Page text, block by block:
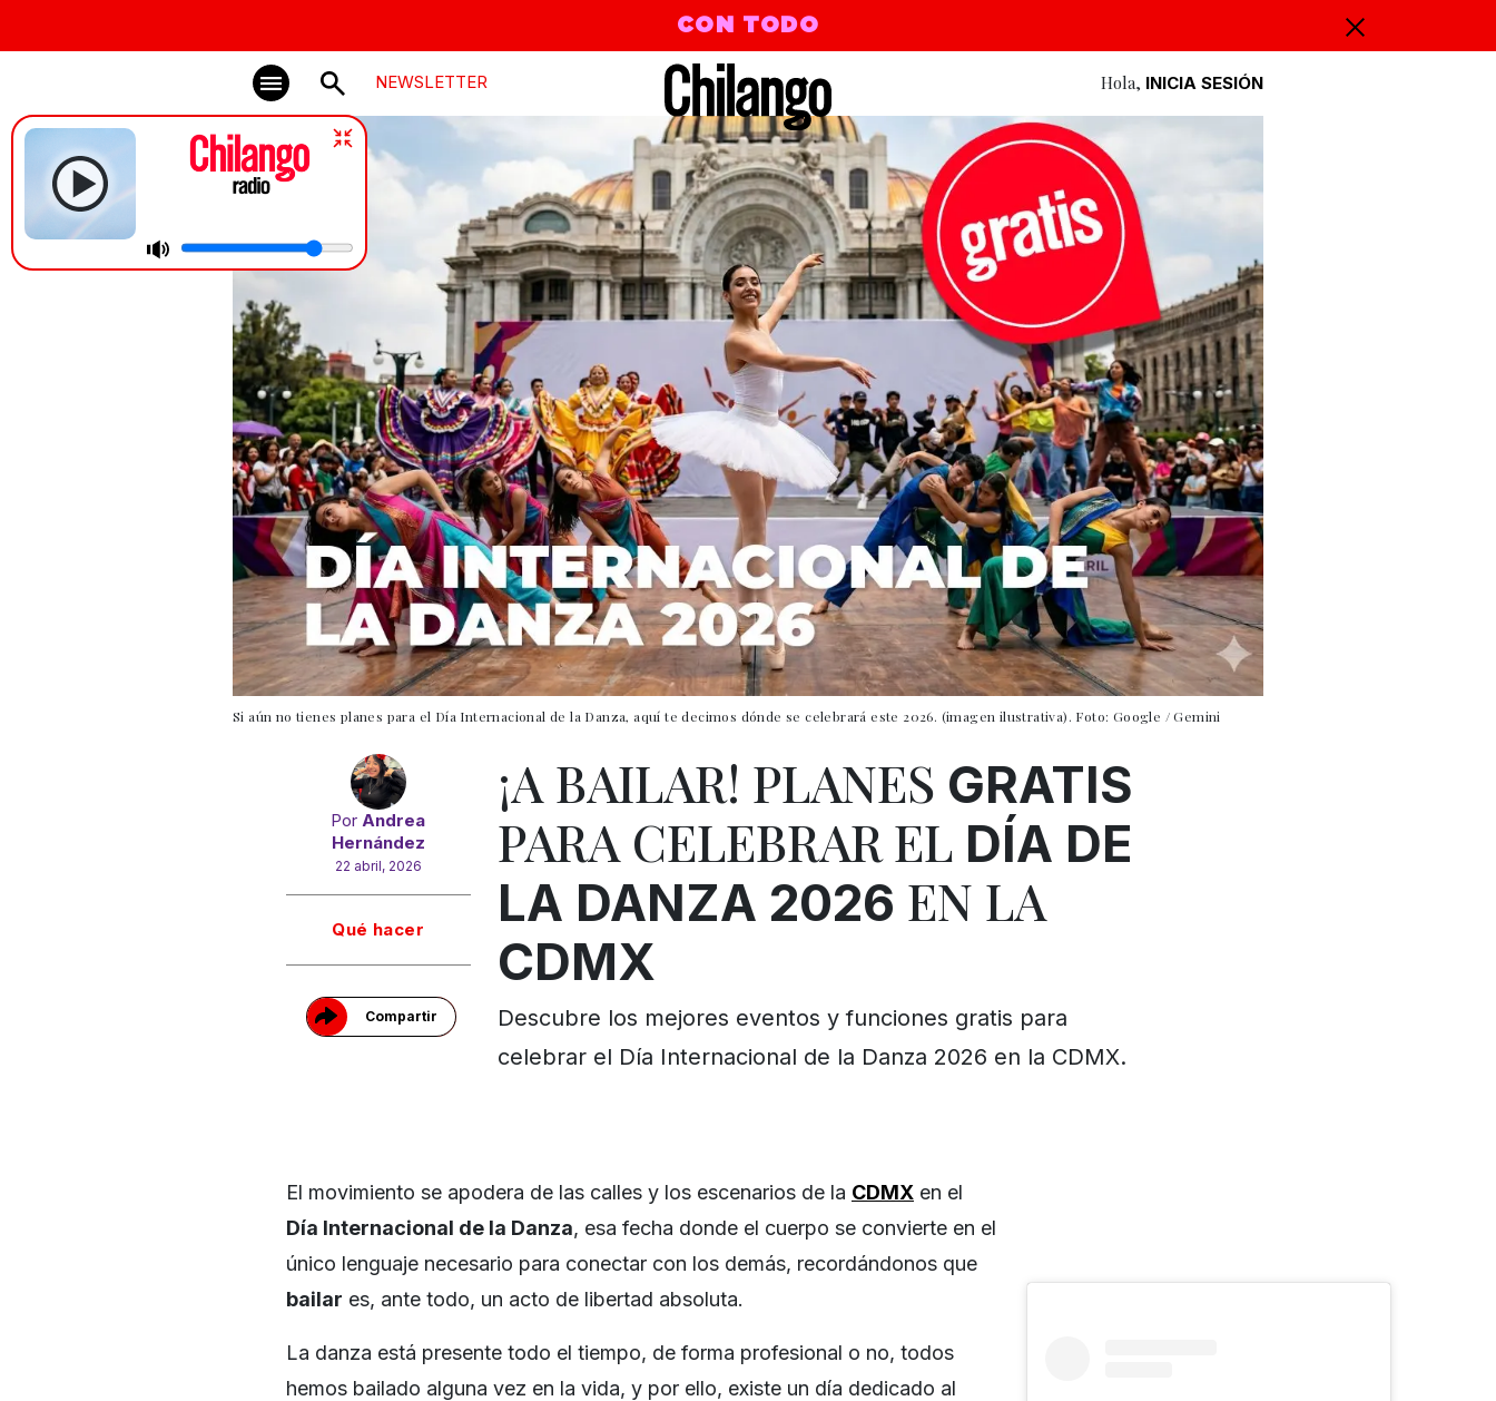
CON TODO
NEWSLETTER Hola, INICIA SESIÓN
Turnstile | LOOK OUT FOR ME
Si aún no tienes planes para el Día Internacional de la Danza, aquí te decimos dónde se celebrará este 2026. (imagen ilustrativa). Foto: Google / Gemini
PorAndrea
Hernández
22 abril, 2026
Qué hacer
Compartir
¡A BAILAR! PLANES GRATIS
PARA CELEBRAR EL DÍA DE
LA DANZA 2026 EN LA
CDMX
Descubre los mejores eventos y funciones gratis para
celebrar el Día Internacional de la Danza 2026 en la CDMX.
El movimiento se apodera de las calles y los escenarios de la CDMX en el
Día Internacional de la Danza, esa fecha donde el cuerpo se convierte en el
único lenguaje necesario para conectar con los demás, recordándonos que
bailar es, ante todo, un acto de libertad absoluta.
La danza está presente todo el tiempo, de forma profesional o no, todos
hemos bailado alguna vez en la vida, y por ello, existe un día dedicado al